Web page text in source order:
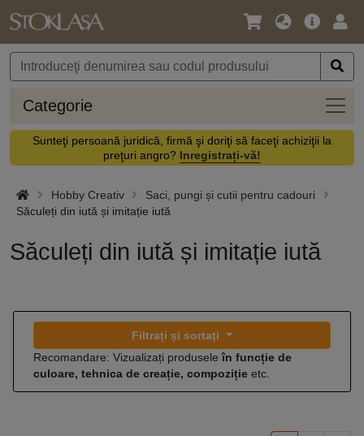
Limbă
Monedă
Meniul
Categorie
Sunteţi persoană juridică, firmă şi doriţi să faceţi achiziţii la
preţuri angro? Inregistrați-vă!
Hobby Creativ
Saci, pungi și cutii pentru cadouri
Săculeți din iută și imitație iută
Săculeți din iută și imitație iută
Filtrați și sortați
Recomandare: Vizualizați produseleîn funcție de
culoare, tehnica de creație, compoziție etc.